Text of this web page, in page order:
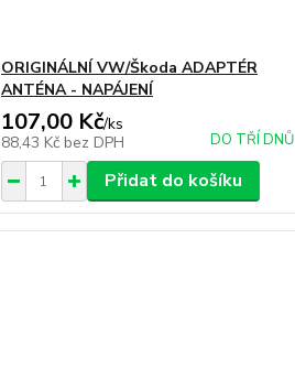
ORIGINÁLNÍ VW/Škoda ADAPTÉR
ANTÉNA - NAPÁJENÍ
107,00 Kč/ks
88,43 Kč bez DPH DO TŘÍ DNŮ
Přidat do košíku